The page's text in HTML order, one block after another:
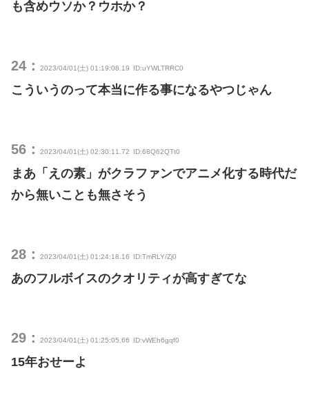
も含めウソか？ウホか？
24： 2023/04/01(土) 01:19:08.19 ID:uYWLTRRC0
こういうのって本当に作る事になるやつじゃん
56： 2023/04/01(土) 02:30:11.72 ID:68Q62QTt0
まあ「えの素」がクラファンでアニメ化する時代だ
から無いことも無さそう
28： 2023/04/01(土) 01:24:18.16 ID:TmRLY/Zj0
あのフルボイスのクオリティが高すぎてな
29： 2023/04/01(土) 01:25:05.66 ID:vWEh6gqf0
15年おせーよ